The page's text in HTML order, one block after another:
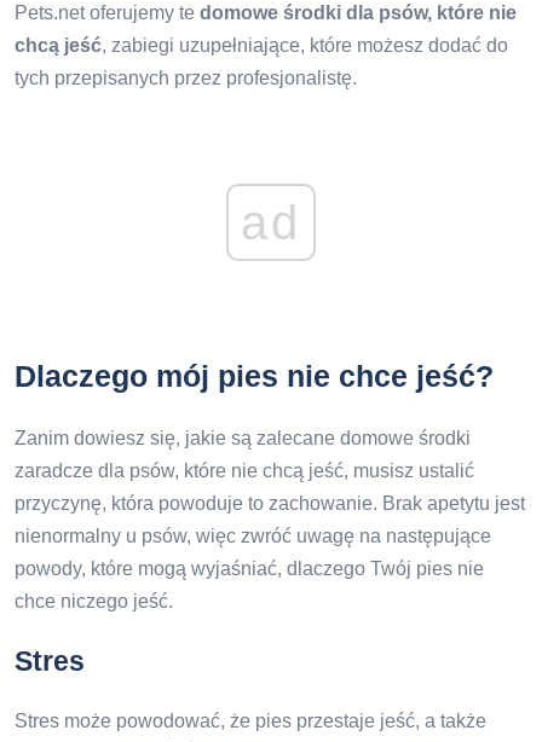
Pets.net oferujemy te domowe środki dla psów, które nie
chcą jeść, zabiegi uzupełniające, które możesz dodać do
tych przepisanych przez profesjonalistę.
ad
Dlaczego mój pies nie chce jeść?
Zanim dowiesz się, jakie są zalecane domowe środki
zaradcze dla psów, które nie chcą jeść, musisz ustalić
przyczynę, która powoduje to zachowanie. Brak apetytu jest
nienormalny u psów, więc zwróć uwagę na następujące
powody, które mogą wyjaśniać, dlaczego Twój pies nie
chce niczego jeść.
Stres
Stres może powodować, że pies przestaje jeść, a także